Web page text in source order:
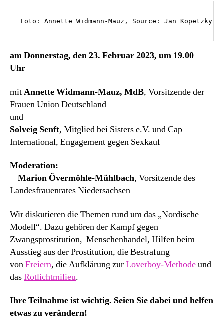
Foto: Annette Widmann-Mauz, Source: Jan Kopetzky
am Donnerstag, den 23. Februar 2023, um 19.00
Uhr
mitAnnette Widmann-Mauz, MdB, Vorsitzende der
Frauen Union Deutschland
und
Solveig Senft, Mitglied bei Sisters e.V. und Cap
International, Engagement gegen Sexkauf
Moderation:
Marion Övermöhle-Mühlbach, Vorsitzende des
Landesfrauenrates Niedersachsen
Wir diskutieren die Themen rund um das „Nordische
Modell“. Dazu gehören der Kampf gegen
Zwangsprostitution, Menschenhandel, Hilfen beim
Ausstieg aus der Prostitution, die Bestrafung
vonFreiern, die Aufklärung zurLoverboy-Methodeund
dasRotlichtmilieu.
Ihre Teilnahme ist wichtig. Seien Sie dabei und helfen
etwas zu verändern!